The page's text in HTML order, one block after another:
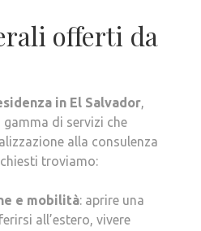
offerti da
in El Salvador,
di servizi che
alla consulenza
troviamo:
e mobilità: aprire una
all’estero, vivere